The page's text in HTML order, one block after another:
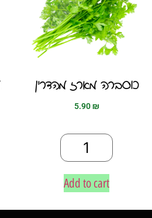
כוסברה מארז מהדרין
5.90₪
Add to cart